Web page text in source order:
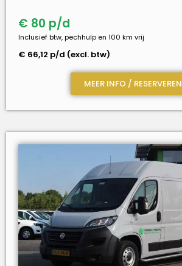
€ 80 p/d
Inclusief btw, pechhulp en 100 km vrij
€ 66,12 p/d (excl. btw)
MEER INFO / RESERVEREN